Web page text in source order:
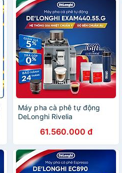
Máy pha cà phê tự động
DeLonghi Rivelia
Màn Hình Cảm Ứng – Hàng
Chính Hãng
61.560.000 đ